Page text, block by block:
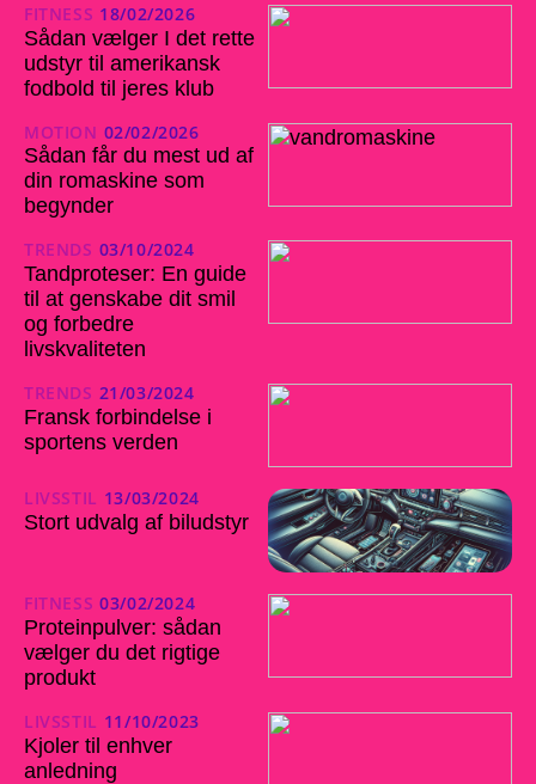
FITNESS 18/02/2026
Sådan vælger I det rette
udstyr til amerikansk
fodbold til jeres klub
MOTION 02/02/2026
Sådan får du mest ud af
din romaskine som
begynder
TRENDS 03/10/2024
Tandproteser: En guide
til at genskabe dit smil
og forbedre
livskvaliteten
TRENDS 21/03/2024
Fransk forbindelse i
sportens verden
LIVSSTIL 13/03/2024
Stort udvalg af biludstyr
FITNESS 03/02/2024
Proteinpulver: sådan
vælger du det rigtige
produkt
LIVSSTIL 11/10/2023
Kjoler til enhver
anledning